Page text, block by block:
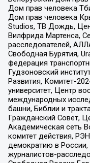
Дом прав человека
Дом прав человека
Studios, ТВ Дождь,
Вилфрида Мартенса,
расследователей,
Свободная Бурятия,
федерация
Гудзоновский
Развития, Комитет-
университет, Центр
международных
башни, Библии и
Гражданский Совет,
Академическая сеть
комитет действия,
демократию в России,
журналистов-